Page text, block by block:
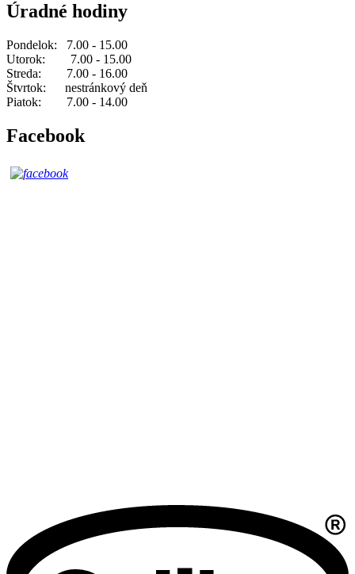
Úradné hodiny
Pondelok: 7.00 - 15.00
Utorok: 7.00 - 15.00
Streda: 7.00 - 16.00
Štvrtok: nestránkový deň
Piatok: 7.00 - 14.00
Facebook